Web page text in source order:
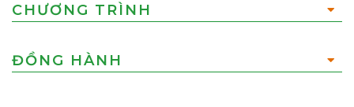
CHƯƠNG TRÌNH
ĐỒNG HÀNH